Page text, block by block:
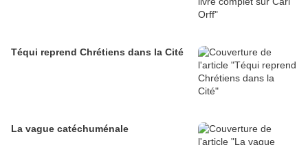
Téqui reprend Chrétiens dans la Cité
La vague catéchuménale